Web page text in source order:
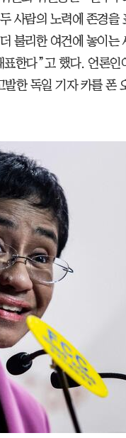
사람의 노력에 존경을
불리한 여건에 놓이는
한다”고 했다. 언론인
한 독일 기자 카를 폰